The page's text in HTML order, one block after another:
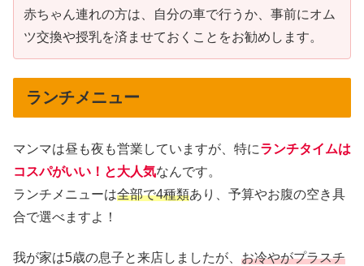
赤ちゃん連れの方は、自分の車で行うか、事前にオム
ツ交換や授乳を済ませておくことをお勧めします。
ランチメニュー
マンマは昼も夜も営業していますが、特にランチタイムは
コスパがいい！と大人気なんです。
ランチメニューは全部で4種類あり、予算やお腹の空き具
合で選べますよ！
我が家は5歳の息子と来店しましたが、 お冷やがプラスチ